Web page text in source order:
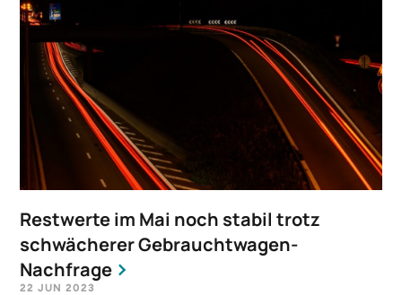
Restwerte im Mai noch stabil trotz
schwächerer Gebrauchtwagen-
Nachfrage
22 JUN 2023